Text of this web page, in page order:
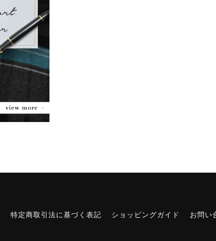
特定商取引法に基づく表記 ショッピングガイド お問い